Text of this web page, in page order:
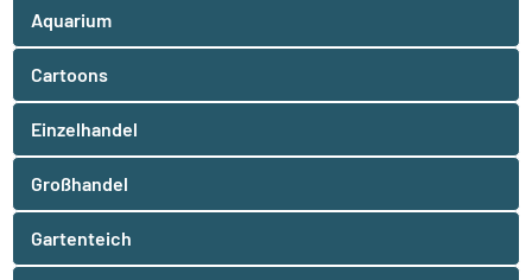
Aquarium
Cartoons
Einzelhandel
Großhandel
Gartenteich